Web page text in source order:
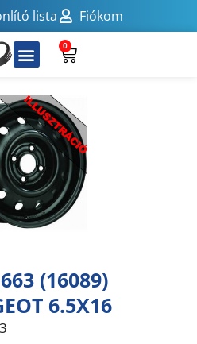
lista Fiókom
0
(16089)
6.5X16